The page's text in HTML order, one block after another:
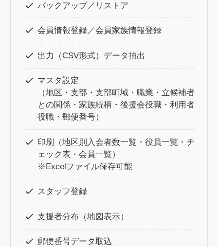
バックアップ／リストア
会員情報登録／会員家族情報登録
出力（CSV形式）データ抽出
マスタ設定
（地区・支部・支部町域・職業・立候補者
との関係・家族続柄・後援会役職・利用者
役職・郵便番号）
印刷（地区別入会者数一覧・役員一覧・チ
ェック表・会員一覧）
※Excelファイル保存可能
スタッフ登録
支援者分布（地図表示）
郵便番号データ取込